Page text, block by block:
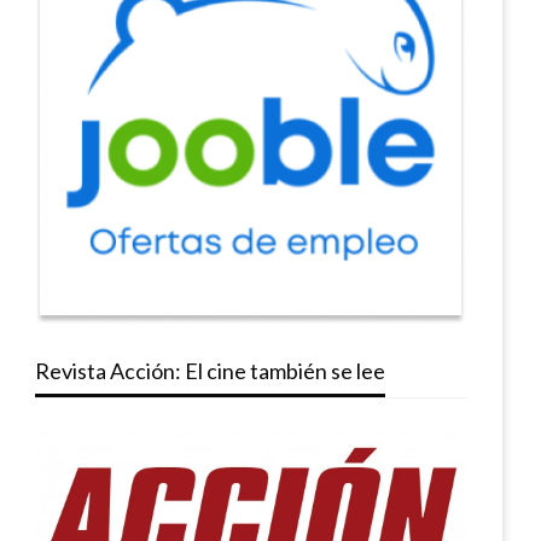
Revista Acción: El cine también se lee